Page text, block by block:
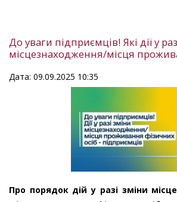
До уваги підприємців! Які дії у
місцезнаходження/місця
Дата: 09.09.2025 10:35
Про порядок дій у разі зміни